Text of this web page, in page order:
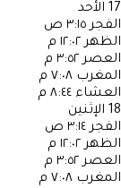
17 الأحد
الفجر ٣:١٥ ص
الظهر ١٢:٠٢ م
العصر ٣:٥٢ م
المغرب ٧:٠٨ م
العشاء ٨:٤٤ م
18 الإثنين
الفجر ٣:١٤ ص
الظهر ١٢:٠٢ م
العصر ٣:٥٢ م
المغرب ٧:٠٨ م